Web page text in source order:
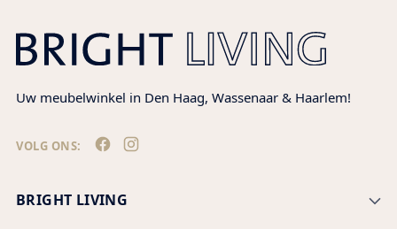
Uw meubelwinkel in Den Haag, Wassenaar & Haarlem!
VOLG ONS:
BRIGHT LIVING